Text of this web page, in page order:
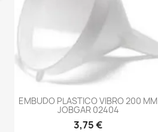
-->
EMBUDO PLASTICO VIBRO 200 MM
JOBGAR 02404
3,75 €